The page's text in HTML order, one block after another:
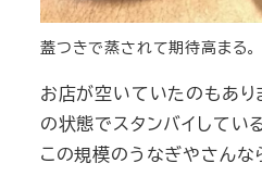
蓋つきで蒸されて期待高まる。
お店が空いていたのもあり
の状態でスタンバイしてい
この規模のうなぎやさんな